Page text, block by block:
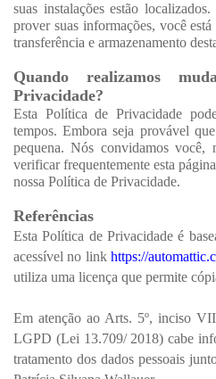
suas instalações estão
prover suas informações, você
transferência e armazenamento
Quando realizamos
Privacidade?
Esta Política de Privacidade
tempos. Embora seja provável
pequena. Nós convidamos você,
verificar frequentemente esta
nossa Política de Privacidade.
Referências
Esta Política de Privacidade é
acessível no link https://
utiliza uma licença que permite
Em atenção ao Arts. 5º, inciso
LGPD (Lei 13.709/ 2018) cabe
tratamento dos dados pessoais